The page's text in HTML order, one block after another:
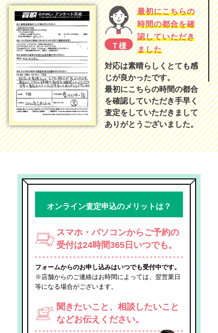
Ｔ様
最初にこちらの
時間の都合を確
認していただき
ました
対応は素晴らしくとても感
じが良かったです。
最初にこちらの時間の都合
を確認していただき手早く
査定をしていただきまして
ありがとうございました。
オンライン査定申込のメリットは？
スマホ・パソコンからご予約の
受付は24時間365日いつでも。
フォームからのお申し込みはいつでも受付中です。
※店舗からのご連絡はお時間によっては、翌営業日
等になる場合がございます。
聞きたいこと、相談したいこと
などお伝えください。